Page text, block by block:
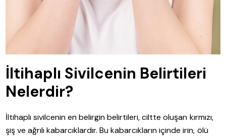
İltihaplı Sivilcenin Belirtileri
Nelerdir?
İltihaplı sivilcenin en belirgin belirtileri, ciltte oluşan kırmızı,
şiş ve ağrılı kabarcıklardır. Bu kabarcıkların içinde irin, ölü